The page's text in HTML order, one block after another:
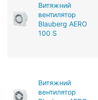
Витяжний
вентилятор
Blauberg AERO
100 S
Витяжний
вентилятор